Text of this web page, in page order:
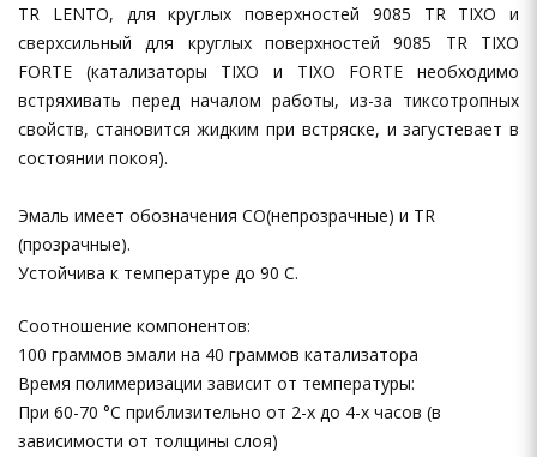
TR LENTO, для круглых поверхностей 9085 TR TIXO и
сверхсильный для круглых поверхностей 9085 TR TIXO
FORTE (катализаторы TIXO и TIXO FORTE необходимо
встряхивать перед началом работы, из-за тиксотропных
свойств, становится жидким при встряске, и загустевает в
состоянии покоя).
Эмаль имеет обозначения CO(непрозрачные) и TR
(прозрачные).
Устойчива к температуре до 90 С.
Соотношение компонентов:
100 граммов эмали на 40 граммов катализатора
Время полимеризации зависит от температуры:
При 60-70 °C приблизительно от 2-х до 4-х часов (в
зависимости от толщины слоя)